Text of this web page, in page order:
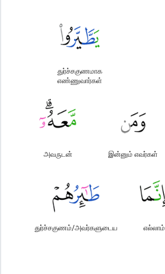
துர்ச்சகுணமாக
எண்ணுவார்கள்
இன்னும் எவர்கள்
அவருடன்
எல்லாம்
துர்ச்சகுணம்/அவர்களுடைய